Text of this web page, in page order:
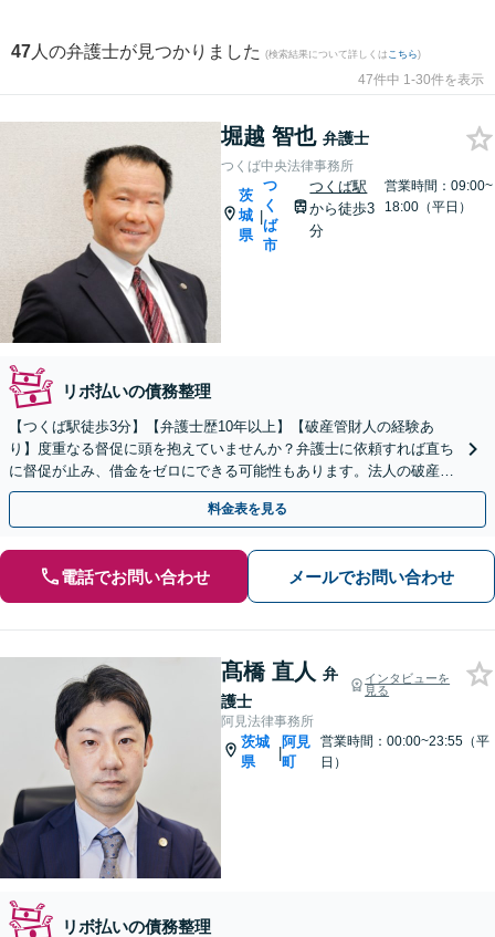
47 人の弁護士が見つかりました (検索結果について詳しくは こちら)
47件中 1-30件を表示
堀越 智也 弁護士
つくば中央法律事務所
茨
城
県
|
つ
く
ば
市
つくば駅
から徒歩3
分
営業時間：09:00~
18:00（平日）
リボ払いの債務整理
【つくば駅徒歩3分】【弁護士歴10年以上】【破産管財人の経験あ
り】度重なる督促に頭を抱えていませんか？弁護士に依頼すれば直ち
に督促が止み、借金をゼロにできる可能性もあります。法人の破産も
対応可能◎【民事法律扶助制度の利用可能】
料金表を見る
電話でお問い合わせ メールでお問い合わせ
髙橋 直人 弁
護士
インタビューを
見る
阿見法律事務所
茨城
県
|
阿見
町
営業時間：00:00~23:55（平
日）
リボ払いの債務整理